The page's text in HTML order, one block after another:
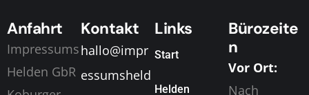
Anfahrt
Impressums
Helden GbR
Kontakt
hallo@impr
essumsheld
Links
Start
Helden
Bürozeite
n
Vor Ort:
Nach